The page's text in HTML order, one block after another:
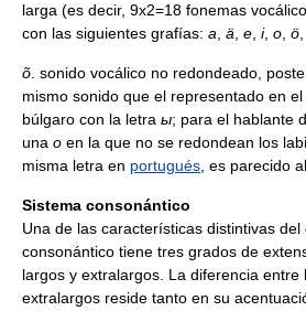
larga (es decir, 9x2=18 fonemas
con las siguientes grafías: a ä e i, o ö
õ . sonido vocálico no redondeado,
mismo sonido que el representado en
búlgaro con la letra ы; para el hablante
una o en la que no se redondean los
misma letra en portugués , es parecido al
Sistema consonántico
Una de las características distintivas
consonántico tiene tres grados de
largos y extralargos. La diferencia entre
extralargos reside tanto en su